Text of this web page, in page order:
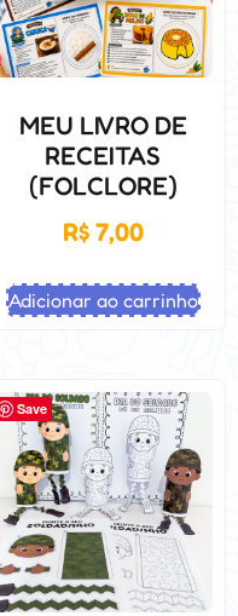
MEU LIVRO DE
RECEITAS
(FOLCLORE)
R$7,00
Adicionar ao carrinho
Save